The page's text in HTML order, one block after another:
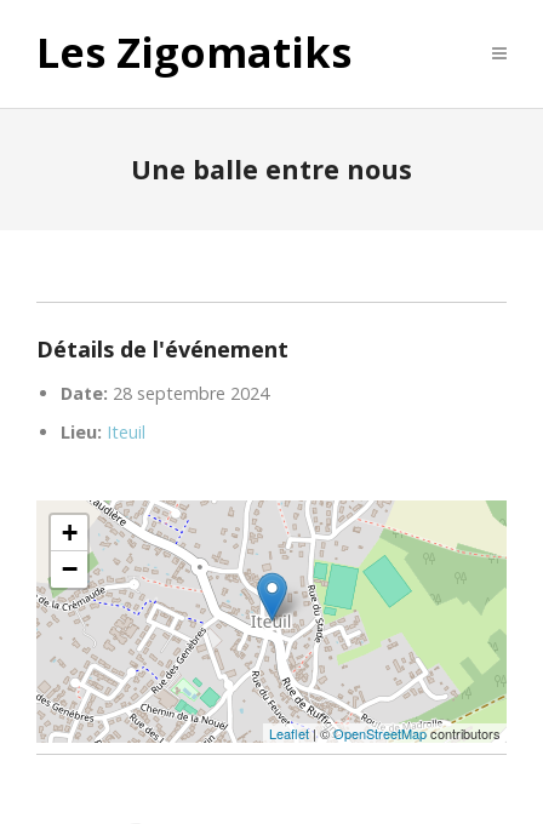
Les Zigomatiks
Une balle entre nous
Détails de l'événement
Date: 28 septembre 2024
Lieu: Iteuil
+
−
Leaflet| ©OpenStreetMapcontributors